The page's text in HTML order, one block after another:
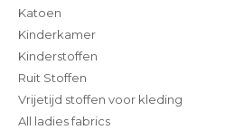
Katoen
Kinderkamer
Kinderstoffen
Ruit Stoffen
Vrijetijd stoffen voor kleding
All ladies fabrics